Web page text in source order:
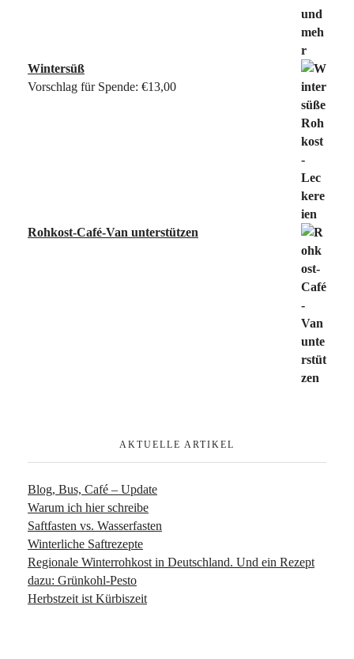
Wintersüß
Vorschlag für Spende: €13,00
Rohkost-Café-Van unterstützen
AKTUELLE ARTIKEL
Blog, Bus, Café – Update
Warum ich hier schreibe
Saftfasten vs. Wasserfasten
Winterliche Saftrezepte
Regionale Winterrohkost in Deutschland. Und ein Rezept
dazu: Grünkohl-Pesto
Herbstzeit ist Kürbiszeit